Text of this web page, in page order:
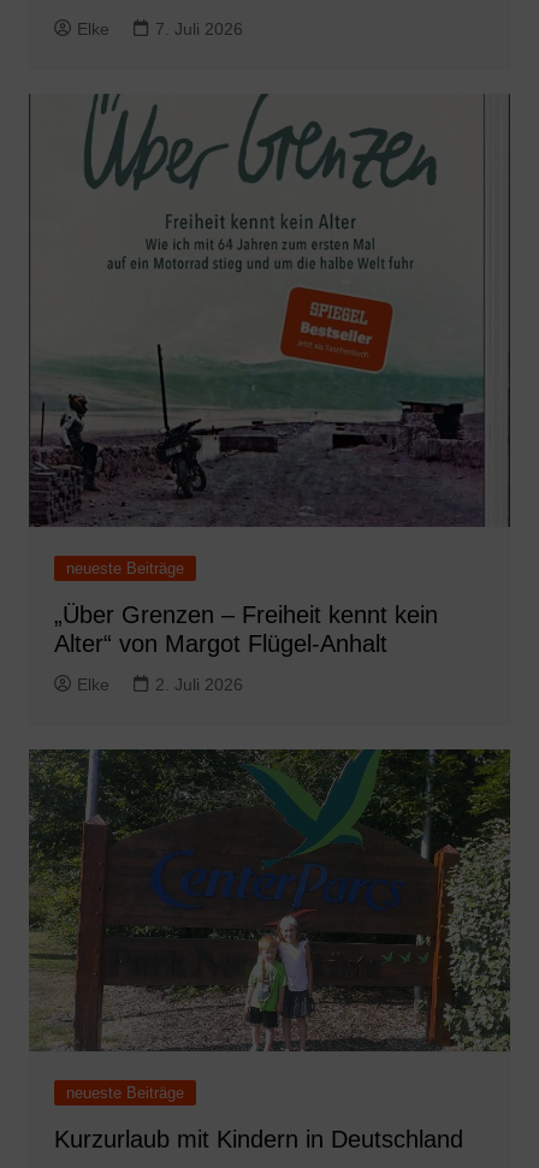
Elke 7. Juli 2026
neueste Beiträge
„Über Grenzen – Freiheit kennt kein
Alter“ von Margot Flügel-Anhalt
Elke 2. Juli 2026
neueste Beiträge
Kurzurlaub mit Kindern in Deutschland